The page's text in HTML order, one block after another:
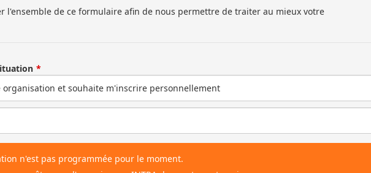
l'ensemble de ce formulaire afin de nous permettre de traiter au mieux votre
n'est pas programmée pour le moment.